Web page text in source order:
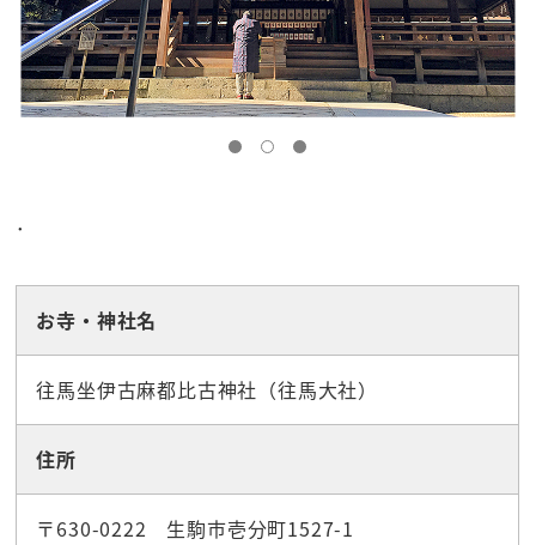
．
お寺・神社名
往馬坐伊古麻都比古神社（往馬大社）
住所
〒630-0222 生駒市壱分町1527-1